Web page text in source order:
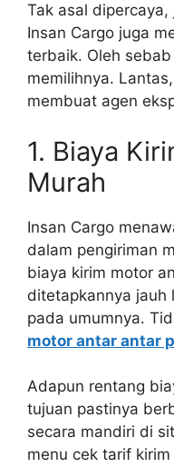
Tak asal
Insan Cargo juga
terbaik. Oleh
memilihnya.
membuat agen
1. Biaya
Murah
Insan Cargo
dalam pengiriman
biaya kirim motor
ditetapkannya jauh
pada umumnya.
motor antar antar
Adapun rentang
tujuan pastinya
secara mandiri di
menu cek tarif